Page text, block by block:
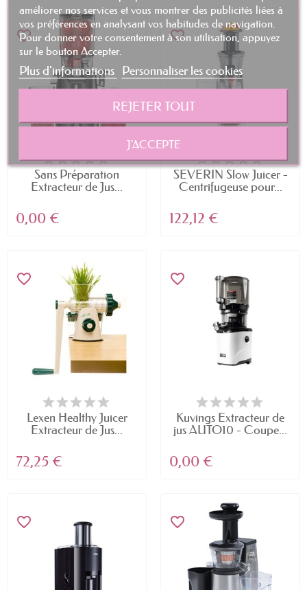
favorite_border
Sans Préparation
Extracteur de Jus...
0,00 €
favorite_border
SEVERIN Slow Juicer -
Centrifugeuse pour...
122,12 €
favorite_border
Lexen Healthy Juicer
Extracteur de Jus...
72,25 €
favorite_border
Kuvings Extracteur de
jus AUTO10 - Coupe...
0,00 €
favorite_border favorite_border
améliorer nos services et vous montrer des publicités liées à
vos préférences en analysant vos habitudes de navigation.
Pour donner votre consentement à son utilisation, appuyez
sur le bouton Accepter.
Plus d'informations Personnaliser les cookies
REJETER TOUT
J'ACCEPTE